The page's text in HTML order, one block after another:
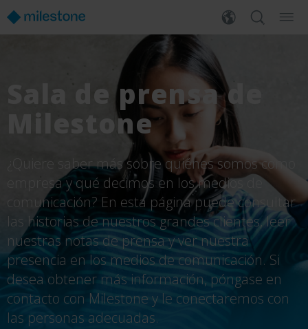
Sala de prensa de
Milestone
¿Quiere saber más sobre quiénes somos como
empresa y qué decimos en los medios de
comunicación? En esta página puede consultar
las historias de nuestros grandes clientes, leer
nuestras notas de prensa y ver nuestra
presencia en los medios de comunicación. Si
desea obtener más información, póngase en
contacto con Milestone y le conectaremos con
las personas adecuadas.